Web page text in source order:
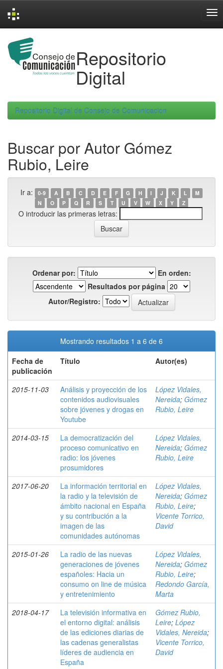
navigation
Repositorio
Digital
Repositorio Digital de Consejo de Comunicacion
Buscar por Autor Gómez
Rubio, Leire
Ir a: 0-9 A B C D E F G H I J K L
M
N
O P Q R S T U V W X Y Z
O introducir las primeras letras:
Ordenar por:
En orden:
Resultados por página
Autor/Registro:
Mostrando resultados 1 a 6 de 6
Fecha de
publicación
Título Autor(es)
2015-11-03
Análisis y proyección de los
contenidos audiovisuales
sobre jóvenes y drogas en
Youtube
López Vidales,
Nereida; Gómez
Rubio, Leire
2014-03-15
La democratización del
proceso comunicativo en
radio: los jóvenes
prosumidores
López Vidales,
Nereida; Gómez
Rubio, Leire
2017-06-20
La información territorial en
la radio y la televisión de
ámbito nacional en España
y su contribución a la
imagen de las
comunidades autónomas
López Vidales,
Nereida; Gómez
Rubio, Leire;
Vicente Torrico,
David
2015-01-26
La radio de las nuevas
generaciones de jóvenes
españoles: Hacia un
consumo on line de música
y entretenimiento
López Vidales,
Nereida; Gómez
Rubio, Leire;
Redondo García,
Marta
2018-04-17
La televisión informativa en
el entorno digital: análisis
de las ediciones diarias de
las cadenas generalistas
líderes de audiencia en
España
Gómez Rubio,
Leire; López
Vidales, Nereida;
Vicente Torrico,
David